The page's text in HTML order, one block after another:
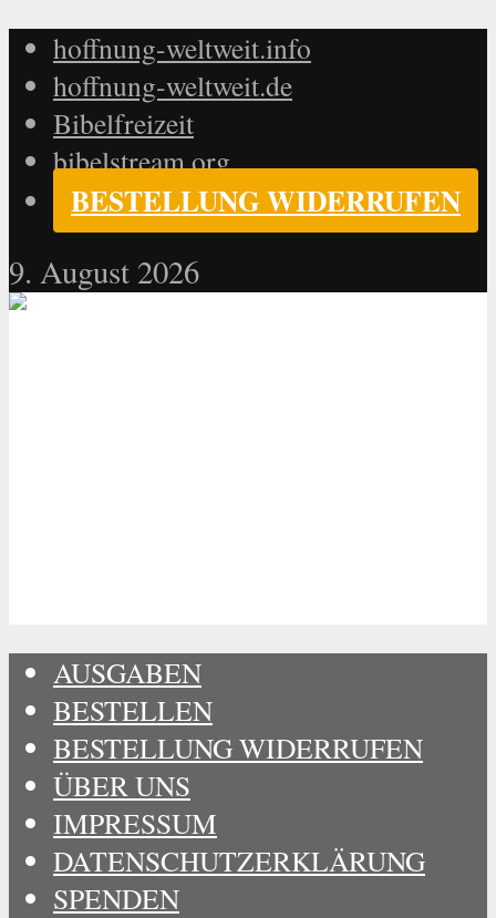
hoffnung-weltweit.info
hoffnung-weltweit.de
Bibelfreizeit
bibelstream.org
BESTELLUNG WIDERRUFEN
9. August 2026
AUSGABEN
BESTELLEN
BESTELLUNG WIDERRUFEN
ÜBER UNS
IMPRESSUM
DATENSCHUTZERKLÄRUNG
SPENDEN